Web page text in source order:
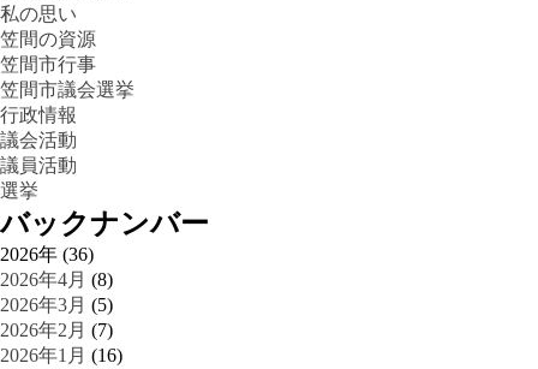
私の思い
笠間の資源
笠間市行事
笠間市議会選挙
行政情報
議会活動
議員活動
選挙
バックナンバー
2026年 (36)
2026年4月 (8)
2026年3月 (5)
2026年2月 (7)
2026年1月 (16)